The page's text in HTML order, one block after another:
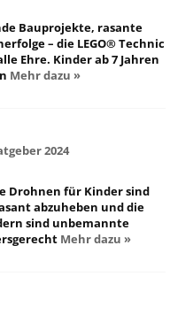
Bauprojekte, rasante
– die LEGO® Technic
Ehre. Kinder ab 7 Jahren
Mehr dazu »
2024
Drohnen für Kinder sind
abzuheben und die
sind unbemannte
Mehr dazu »